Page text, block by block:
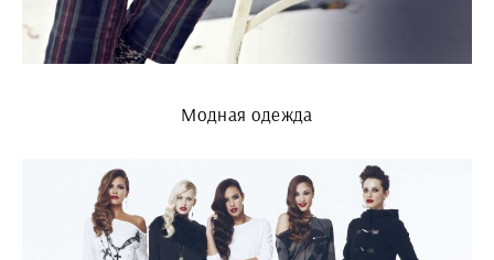
Модная одежда